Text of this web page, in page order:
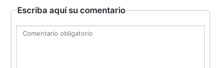
Escriba aquí su comentario